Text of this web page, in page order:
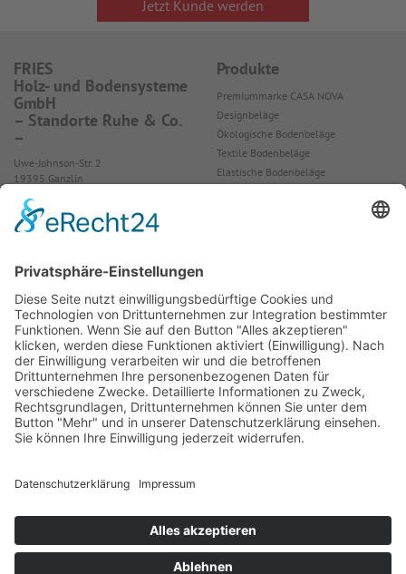
Jetzt Kunde werden
FRIES
Holz- und Bodensysteme
GmbH
– Standorte Ruhe & Co.
–
Uwe-Johnson-Str. 2
19395 Ganzlin
Tel.: 0551 ‑ 38908‑0
Produkte
Premiummarke CASA NOVA
Designbeläge
Ökologische Bodenbeläge
Textile Bodenbeläge
Elastische Bodenbeläge
Fihalux Sonnenschutz
Zubehör
Präsentation
Home Impressum Datenschutz Sitemap Kontakt Cookies